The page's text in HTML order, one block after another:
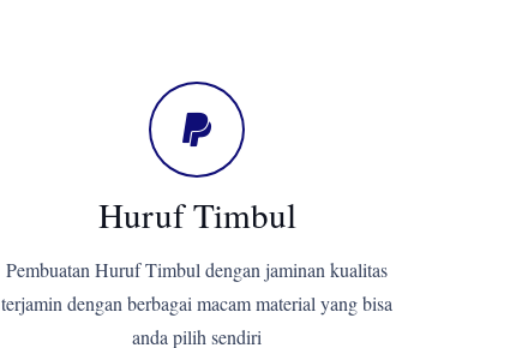
Huruf Timbul
Pembuatan Huruf Timbul dengan jaminan kualitas
terjamin dengan berbagai macam material yang bisa
anda pilih sendiri